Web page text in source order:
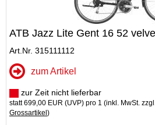
ATB Jazz Lite Gent 16 52
Art.Nr. 315111112
zum Artikel
zur Zeit nicht lieferbar
statt699,00 EUR (UVP) pro 1 (inkl. MwSt.
Grossartikel )